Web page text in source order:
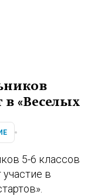
в «Веселых
5-6 классов
в